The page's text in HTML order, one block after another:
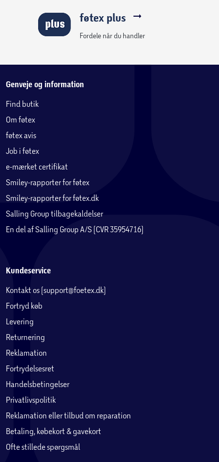
føtex plus
Fordele når du handler
Genveje og information
Find butik
Om føtex
føtex avis
Job i føtex
e-mærket certifikat
Smiley-rapporter for føtex
Smiley-rapporter for føtex.dk
Salling Group tilbagekaldelser
En del af Salling Group A/S (CVR 35954716)
Kundeservice
Kontakt os (support@foetex.dk)
Fortryd køb
Levering
Returnering
Reklamation
Fortrydelsesret
Handelsbetingelser
Privatlivspolitik
Reklamation eller tilbud om reparation
Betaling, købekort & gavekort
Ofte stillede spørgsmål